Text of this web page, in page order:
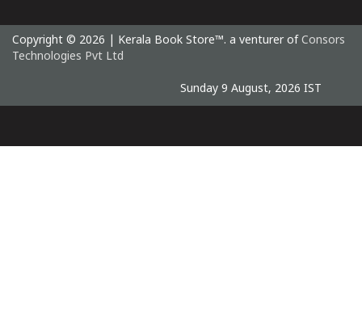
Copyright © 2026 | Kerala Book Store™. a venturer of Consors
Technologies Pvt Ltd
Sunday 9 August, 2026 IST